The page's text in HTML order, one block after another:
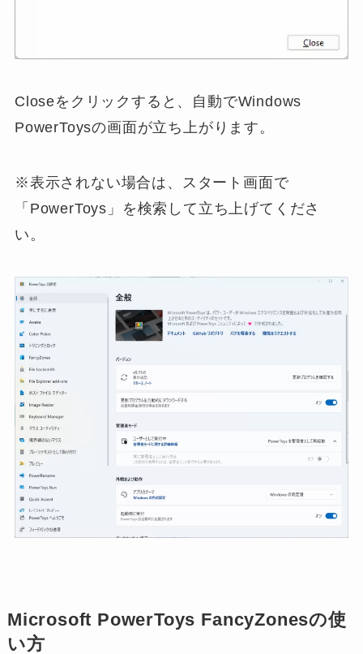
Closeをクリックすると、自動でWindows
PowerToysの画面が立ち上がります。
※表示されない場合は、スタート画面で
「PowerToys」を検索して立ち上げてくださ
い。
Microsoft PowerToys FancyZonesの使
い方